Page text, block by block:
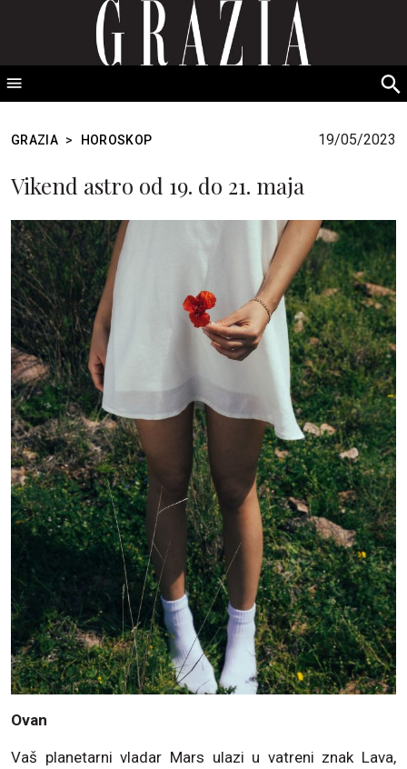
GRAZIA Srbija
GRAZIA > HOROSKOP 19/05/2023
Vikend astro od 19. do 21. maja
Ovan
Vaš planetarni vladar Mars ulazi u vatreni znak Lava,